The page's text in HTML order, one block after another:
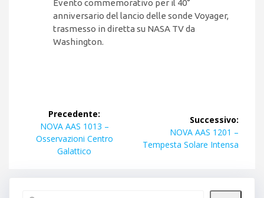
Evento commemorativo per il 40°
anniversario del lancio delle sonde Voyager,
trasmesso in diretta su NASA TV da
Washington.
Navigazione
articoli
Precedente:
Articolo
precedente:
NOVA AAS 1013 –
Osservazioni Centro
Galattico
Successivo:
Articolo
successivo:
NOVA AAS 1201 –
Tempesta Solare Intensa